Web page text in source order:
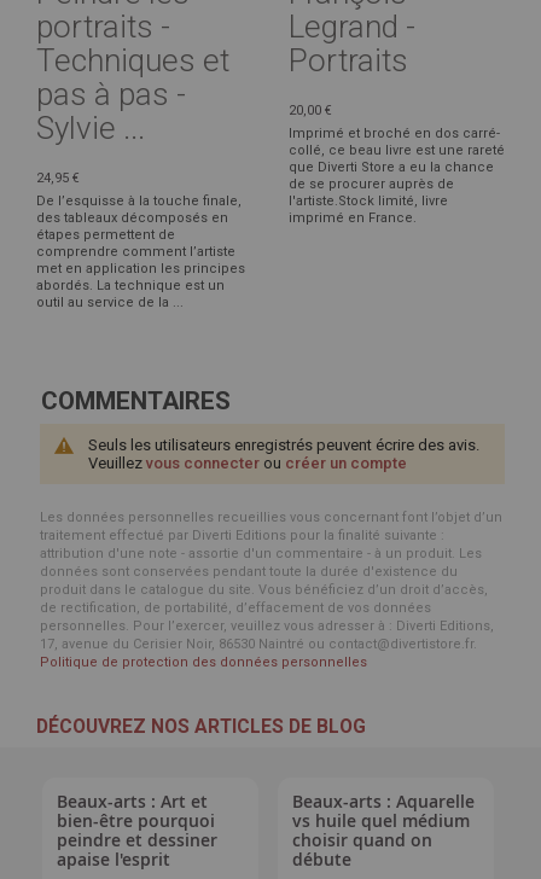
portraits -
Techniques et
pas à pas -
Sylvie ...
24,95 €
De l’esquisse à la touche finale,
des tableaux décomposés en
étapes permettent de
comprendre comment l’artiste
met en application les principes
abordés. La technique est un
outil au service de la ...
Legrand -
Portraits
20,00 €
Imprimé et broché en dos carré-
collé, ce beau livre est une rareté
que Diverti Store a eu la chance
de se procurer auprès de
l'artiste.Stock limité, livre
imprimé en France.
COMMENTAIRES
Seuls les utilisateurs enregistrés peuvent écrire des avis.
Veuillez vous connecter ou créer un compte
Les données personnelles recueillies vous concernant font l’objet d’un
traitement effectué par Diverti Editions pour la finalité suivante :
attribution d'une note - assortie d'un commentaire - à un produit. Les
données sont conservées pendant toute la durée d'existence du
produit dans le catalogue du site. Vous bénéficiez d’un droit d’accès,
de rectification, de portabilité, d’effacement de vos données
personnelles. Pour l’exercer, veuillez vous adresser à : Diverti Editions,
17, avenue du Cerisier Noir, 86530 Naintré ou contact@divertistore.fr.
Politique de protection des données personnelles
DÉCOUVREZ NOS ARTICLES DE BLOG
Beaux-arts : Art et
bien-être pourquoi
peindre et dessiner
apaise l'esprit
Beaux-arts : Aquarelle
vs huile quel médium
choisir quand on
débute